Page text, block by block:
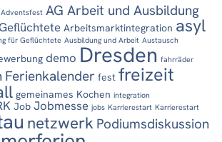
Adventsfest AG Arbeit und Ausbildung
Arbeitsmarktintegration asyl
für Geflüchtete Ausbildung und Arbeit Austausch
demo Dresden fahrräder
Ferienkalender fest freizeit
gemeinames Kochen integration
Job Jobmesse jobs Karrierestart Karrierestart
netzwerk Podiumsdiskussion